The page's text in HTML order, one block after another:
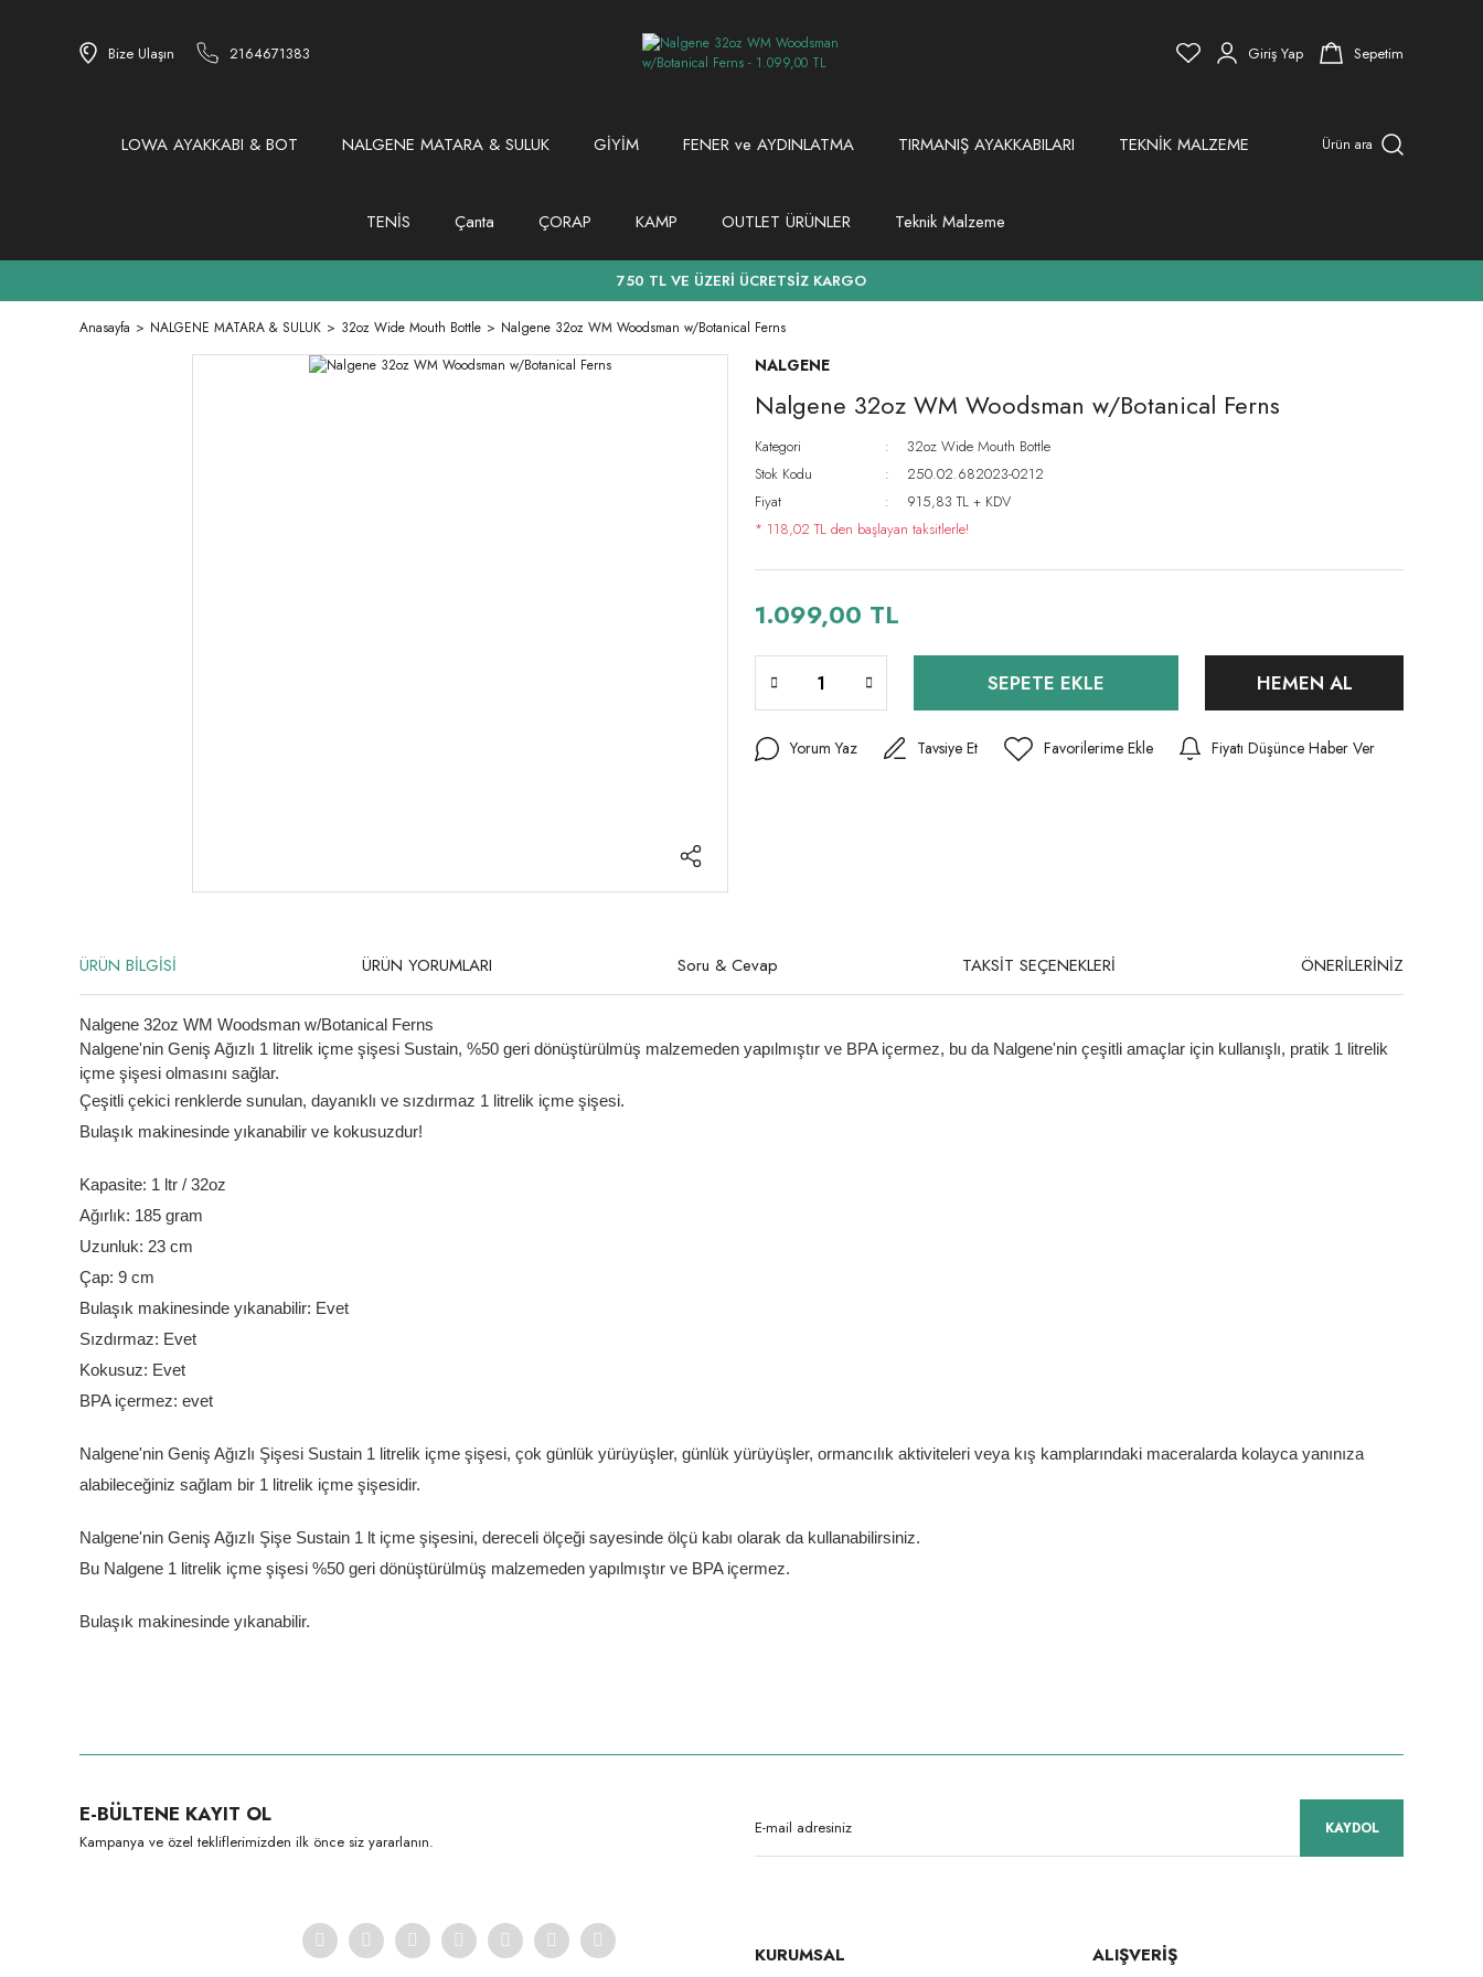
Bize Ulaşın 2164671383 Giriş Yap Sepetim
LOWA AYAKKABI & BOT NALGENE MATARA & SULUK GİYİM FENER ve AYDINLATMA TIRMANIŞ AYAKKABILARI TEKNİK MALZEME
TENİS Çanta ÇORAP KAMP OUTLET ÜRÜNLER Teknik Malzeme
Ürün ara
750 TL VE ÜZERİ ÜCRETSİZ KARGO
Anasayfa NALGENE MATARA & SULUK 32oz Wide Mouth Bottle Nalgene 32oz WM Woodsman w/Botanical Ferns
NALGENE
Nalgene 32oz WM Woodsman w/Botanical Ferns
Kategori
32oz Wide Mouth Bottle
Stok Kodu
250.02.682023-0212
Fiyat
915,83 TL + KDV
* 118,02 TL den başlayan taksitlerle!
1.099,00 TL
SEPETE EKLE HEMEN AL
Yorum Yaz Tavsiye Et Fiyatı Düşünce Haber Ver
ÜRÜN BİLGİSİ ÜRÜN YORUMLARI Soru & Cevap TAKSİT SEÇENEKLERİ ÖNERİLERİNİZ
Nalgene 32oz WM Woodsman w/Botanical Ferns
Nalgene'nin Geniş Ağızlı 1 litrelik içme şişesi Sustain, %50 geri dönüştürülmüş malzemeden yapılmıştır ve BPA içermez, bu da Nalgene'nin çeşitli amaçlar için kullanışlı, pratik 1 litrelik
içme şişesi olmasını sağlar.
Çeşitli çekici renklerde sunulan, dayanıklı ve sızdırmaz 1 litrelik içme şişesi.
Bulaşık makinesinde yıkanabilir ve kokusuzdur!
Kapasite: 1 ltr / 32oz
Ağırlık: 185 gram
Uzunluk: 23 cm
Çap: 9 cm
Bulaşık makinesinde yıkanabilir: Evet
Sızdırmaz: Evet
Kokusuz: Evet
BPA içermez: evet
Nalgene'nin Geniş Ağızlı Şişesi Sustain 1 litrelik içme şişesi, çok günlük yürüyüşler, günlük yürüyüşler, ormancılık aktiviteleri veya kış kamplarındaki maceralarda kolayca yanınıza
alabileceğiniz sağlam bir 1 litrelik içme şişesidir.
Nalgene'nin Geniş Ağızlı Şişe Sustain 1 lt içme şişesini, dereceli ölçeği sayesinde ölçü kabı olarak da kullanabilirsiniz.
Bu Nalgene 1 litrelik içme şişesi %50 geri dönüştürülmüş malzemeden yapılmıştır ve BPA içermez.
Bulaşık makinesinde yıkanabilir.
Ürün açıklamasında eksik bilgiler bulunuyor.
Ürün bilgilerinde hatalar bulunuyor.
E-BÜLTENE KAYIT OL
Kampanya ve özel tekliflerimizden ilk önce siz yararlanın.
KAYDOL
KURUMSAL ALIŞVERİŞ